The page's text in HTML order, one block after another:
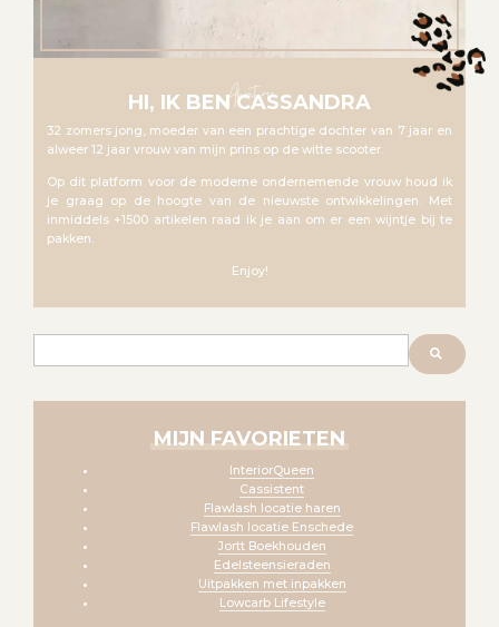
About me
HI, IK BEN CASSANDRA
32 zomers jong, moeder van een prachtige dochter van 7 jaar en
alweer 12 jaar vrouw van mijn prins op de witte scooter.
Op dit platform voor de moderne ondernemende vrouw houd ik
je graag op de hoogte van de nieuwste ontwikkelingen. Met
inmiddels +1500 artikelen raad ik je aan om er een wijntje bij te
pakken.
Enjoy!
MIJN FAVORIETEN
InteriorQueen
Cassistent
Flawlash locatie haren
Flawlash locatie Enschede
Jortt Boekhouden
Edelsteensieraden
Uitpakken met inpakken
Lowcarb Lifestyle